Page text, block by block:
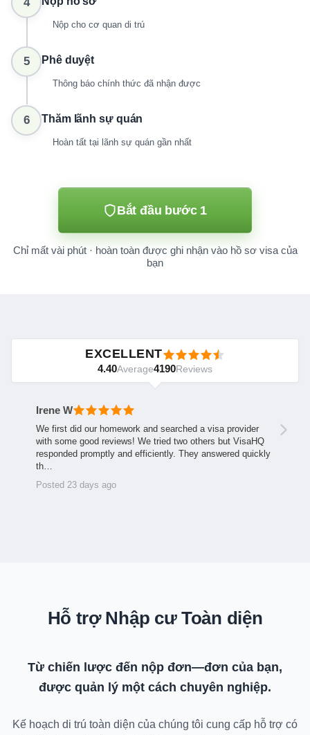
Nộp cho cơ quan di trú
5 Phê duyệt
Thông báo chính thức đã nhận được
6 Thăm lãnh sự quán
Hoàn tất tại lãnh sự quán gần nhất
Bắt đầu bước 1
Chỉ mất vài phút · hoàn toàn được ghi nhận vào hồ sơ visa của
bạn
EXCELLENT
4.40Average4190Reviews
Irene W
We first did our homework and searched a visa provider
with some good reviews! We tried two others but VisaHQ
responded promptly and efficiently. They answered quickly
th…
Posted 23 days ago
Hỗ trợ Nhập cư Toàn diện
Từ chiến lược đến nộp đơn—đơn của bạn,
được quản lý một cách chuyên nghiệp.
Kế hoạch di trú toàn diện của chúng tôi cung cấp hỗ trợ có